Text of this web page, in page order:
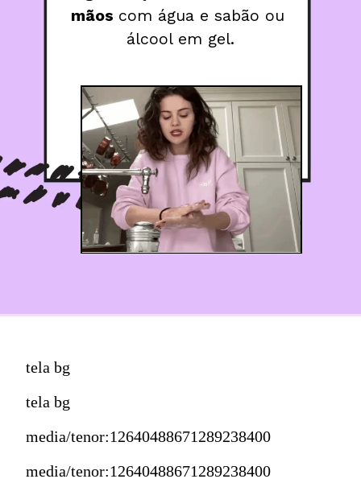
mãos com água e sabão ou
álcool em gel.
tela bg
tela bg
media/tenor:12640488671289238400
media/tenor:12640488671289238400